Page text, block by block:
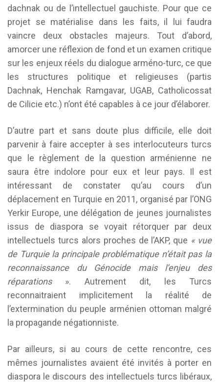
dachnak ou de l’intellectuel gauchiste. Pour que ce
projet se matérialise dans les faits, il lui faudra
vaincre deux obstacles majeurs. Tout d’abord,
amorcer une réflexion de fond et un examen critique
sur les enjeux réels du dialogue arméno-turc, ce que
les structures politique et religieuses (partis
Dachnak, Henchak Ramgavar, UGAB, Catholicossat
de Cilicie etc.) n’ont été capables à ce jour d’élaborer.
D’autre part et sans doute plus difficile, elle doit
parvenir à faire accepter à ses interlocuteurs turcs
que le règlement de la question arménienne ne
saura être indolore pour eux et leur pays. Il est
intéressant de constater qu’au cours d’un
déplacement en Turquie en 2011, organisé par l’ONG
Yerkir Europe, une délégation de jeunes journalistes
issus de diaspora se voyait rétorquer par deux
intellectuels turcs alors proches de l’AKP, que « vue
de Turquie la principale problématique n’était pas la
reconnaissance du Génocide mais l’enjeu des
réparations». Autrement dit, les Turcs
reconnaitraient implicitement la réalité de
l’extermination du peuple arménien ottoman malgré
la propagande négationniste.
Par ailleurs, si au cours de cette rencontre, ces
mêmes journalistes avaient été invités à porter en
diaspora le discours des intellectuels turcs libéraux,